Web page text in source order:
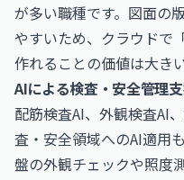
が多い職種です。図面の
やすいため、クラウドで
作れることの価値は大きい
AIによる検査・安全管理
配筋検査AI、外観検査AI
査・安全領域へのAI適用
盤の外観チェックや照度